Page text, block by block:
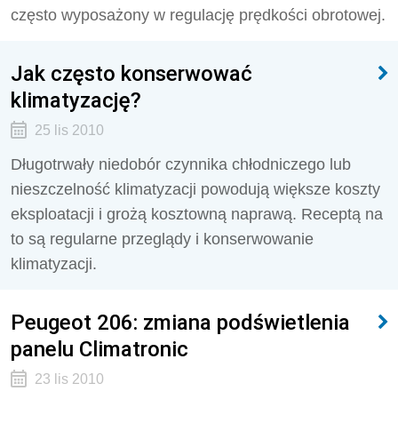
często wyposażony w regulację prędkości obrotowej.
Jak często konserwować
klimatyzację?
25 lis 2010
Długotrwały niedobór czynnika chłodniczego lub
nieszczelność klimatyzacji powodują większe koszty
eksploatacji i grożą kosztowną naprawą. Receptą na
to są regularne przeglądy i konserwowanie
klimatyzacji.
Peugeot 206: zmiana podświetlenia
panelu Climatronic
23 lis 2010